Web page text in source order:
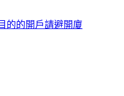
的的開戶請避開廈